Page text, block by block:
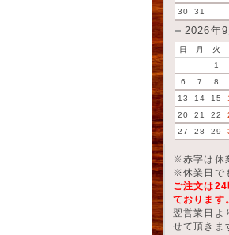
30
31
2026年9
日 月 火
1
6
7 8
13
14 15
20
21 22
27
28 29
※赤字は休
※休業日で
ご注文は24
ております
翌営業日よ
せて頂きま